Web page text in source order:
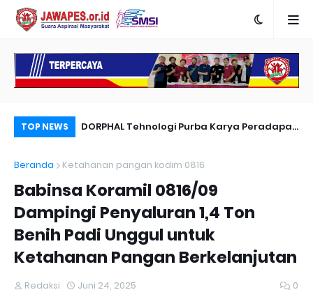
TOP NEWS
Anies
DORPHAL Tehnologi Purba Karya Peradapan
Beranda
Ketahanan pangan kodim 0816
Babinsa Koramil 0816/09
Dampingi Penyaluran 1,4 Ton
Benih Padi Unggul untuk
Ketahanan Pangan Berkelanjutan
Redaksi Juni 24, 2025 0